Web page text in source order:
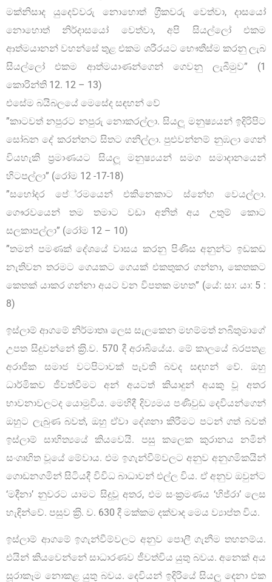
මක්නිසාද යුදෙව්වරු නොහොත් ග‍්‍රීකවරු වෙත්වා, දාසයෝ
නොහොත් නිර්දාසයෝ වෙත්වා, අපි සියල්ලෝ එකම
ආත්මයානන් වහන්සේ තුළ එකම ශරීරයට භෞතීස්ම කරනු ලැබ
සියල්ලෝ එකම ආත්මයාණන්ගෙන් ගෙවනු ලැබීමුව” (1
කොරින්ති 12. 12 – 13)
එසේම බයිබලයේ මෙසේද සඳහන් වේ
”කාටවත් නපුරට නපුරු නොකරල්ලා. සියලූ මනුෂ්‍යයන් ඉදිරිපිට
සෝබන දේ කරන්නට සිතට ගනිල්ලා. පුළුවන්නම් නුඹලා ගෙන්
වියහැකි ප‍්‍රමාණයට සියලූ මනුෂ්‍යයන් සමග සමාදානයෙන්
හිටපල්ලා” (රෝම 12 -17-18)
”සහෝදර පේ‍්‍රමයෙන් එකිනෙකාට ස්නේහ වෙයල්ලා.
ගෞරවයෙන් තම තමාට වඩා අනිත් අය උතුම් කොට
සලකාපල්ලා” (රෝම 12 – 10)
”තමන් පමණක් දේශයේ වාසය කරනු පිණිස අනුන්ට ඉඩකඩ
නැතිවන තරමට ගෙයකට ගෙයක් එකතුකර ගන්නා, කෙතකට
කෙතක් යාකර ගන්නා අයට වන විපතක මහත” (යේ: සා: යා: 5 :
8)
ඉස්ලාම් ආගමේ නිර්මාතෘ ලෙස සැලකෙන මහම්මත් නබිතුමාගේ
උපත සිදුවන්නේ ක‍්‍රි.ව. 570 දී අරාබියේය. මේ කාලයේ බරපතළ
අරාජික සමාජ වටපිටාවක් පැවති බවද සඳහන් වේ. ඔහු
ධාර්මිකව ජීවත්වීමට අන් අයටත් කියාදුන් අයකු වූ අතර
භාවනාවලටද යොමුවිය. මෙහිදී දිව්‍යමය පණිවුඩ දෙවියන්ගෙන්
ඔහුට ලැබුණ බවත්, ඔහු ඒවා දේශනා කිරීමට පටන් ගත් බවත්
ඉස්ලාම් සාහිත්‍යයේ කියවෙයි. පසු කලෙක කුරානය නමින්
සංගෘහිත වූයේ මේවාය. එම ඉගැන්වීම්වලට අනුව අනුගමිකයින්
ගොඩනගමින් සිටියදී විවිධ බාධාවන් එල්ල විය. ඒ අනුව ඔවුන්ට
‘මදීනා’ නුවරට යාමට සිදුවූ අතර, එම සංක‍්‍රමණය ‘හිජ්රා’ ලෙස
හැඳින්වේ. පසුව ක‍්‍රි. ව. 630 දී මක්කම දක්වාද මෙය ව්‍යාප්ත විය.
ඉස්ලාම් ආගමේ ඉගැන්වීම්වලට අනුව පොලී ගැනීම තහනම්ය.
එයින් කියවෙන්නේ සාධාරණව ජීවත්විය යුතු බවය. අනෙක් අය
සූරාකෑම නොකළ යුතු බවය. දෙවියන් ඉදිරියේ සියලූ දෙනා එක